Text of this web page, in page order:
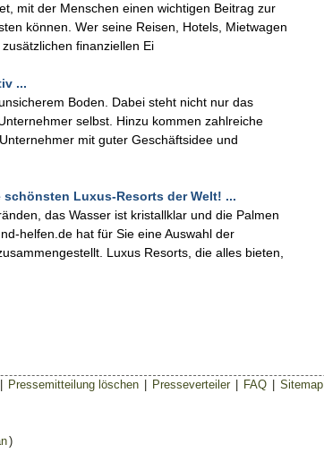
mit der Menschen einen wichtigen Beitrag zur
können. Wer seine Reisen, Hotels, Mietwagen
finanziellen Ei
...
Boden. Dabei steht nicht nur das
selbst. Hinzu kommen zahlreiche
mit guter Geschäftsidee und
Luxus-Resorts der Welt! ...
das Wasser ist kristallklar und die Palmen
helfen.de hat für Sie eine Auswahl der
Luxus Resorts, die alles bieten,
Pressemitteilung löschen Presseverteiler FAQ Sitemap
)